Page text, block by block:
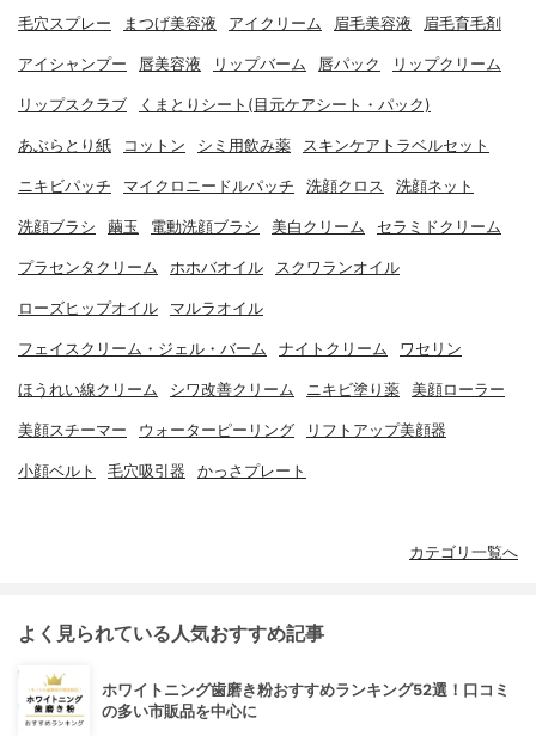
毛穴スプレー まつげ美容液 アイクリーム 眉毛美容液 眉毛育毛剤
アイシャンプー 唇美容液 リップバーム 唇パック リップクリーム
リップスクラブ くまとりシート(目元ケアシート・パック)
あぶらとり紙 コットン シミ用飲み薬 スキンケアトラベルセット
ニキビパッチ マイクロニードルパッチ 洗顔クロス 洗顔ネット
洗顔ブラシ 繭玉 電動洗顔ブラシ 美白クリーム セラミドクリーム
プラセンタクリーム ホホバオイル スクワランオイル
ローズヒップオイル マルラオイル
フェイスクリーム・ジェル・バーム ナイトクリーム ワセリン
ほうれい線クリーム シワ改善クリーム ニキビ塗り薬 美顔ローラー
美顔スチーマー ウォーターピーリング リフトアップ美顔器
小顔ベルト 毛穴吸引器 かっさプレート
カテゴリ一覧へ
よく見られている人気おすすめ記事
ホワイトニング歯磨き粉おすすめランキング52選！口コミ
の多い市販品を中心に